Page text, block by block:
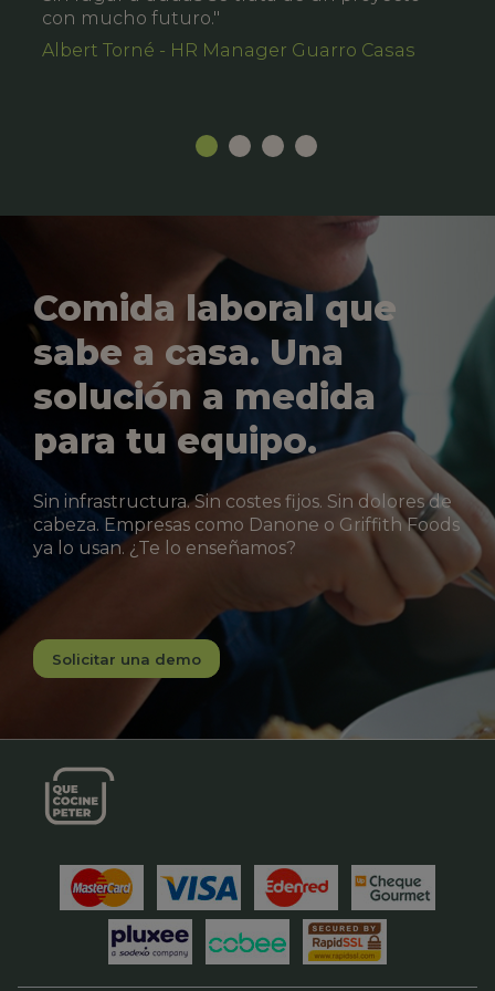
con mucho futuro."
Albert Torné - HR Manager Guarro Casas
Comida laboral que
sabe a casa. Una
solución a medida
para tu equipo.
Sin infrastructura. Sin costes fijos. Sin dolores de
cabeza. Empresas como Danone o Griffith Foods
ya lo usan. ¿Te lo enseñamos?
Solicitar una demo